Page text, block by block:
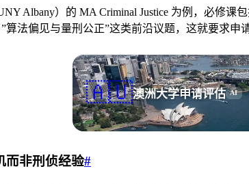
Albany）的 MA Criminal Justice 为例，必修
法偏见与量刑公正”这类前沿议题，这就要求申
🇦🇺澳洲大学申请评估 AI
而非刑侦经验#